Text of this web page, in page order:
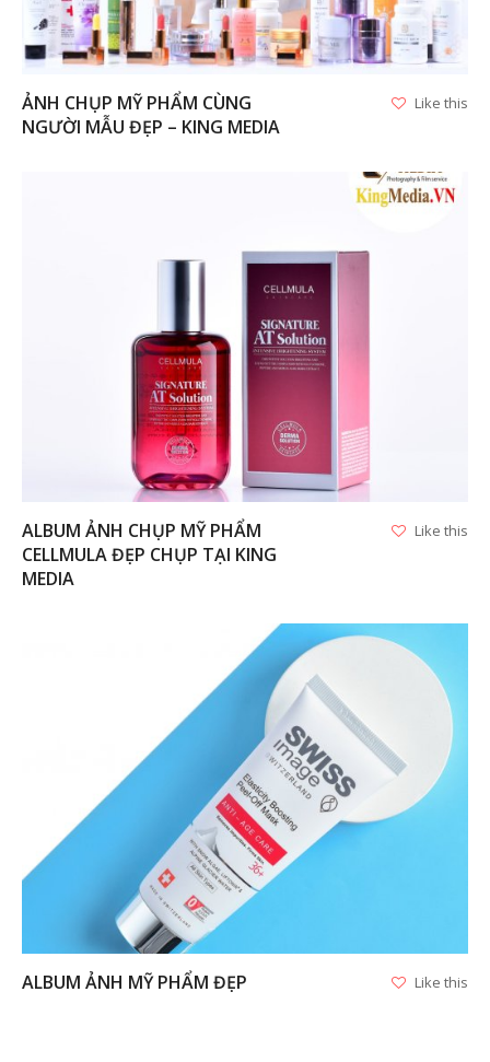
ẢNH CHỤP MỸ PHẨM CÙNG
NGƯỜI MẪU ĐẸP – KING MEDIA
Like this
VIEW
ALBUM ẢNH CHỤP MỸ PHẨM
CELLMULA ĐẸP CHỤP TẠI KING
MEDIA
Like this
VIEW
ALBUM ẢNH MỸ PHẨM ĐẸP Like this